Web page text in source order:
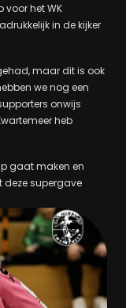
voor het WK
in de kijker
maar dit is ook
we nog een
onwijs
heb
gaat maken en
deze supergave